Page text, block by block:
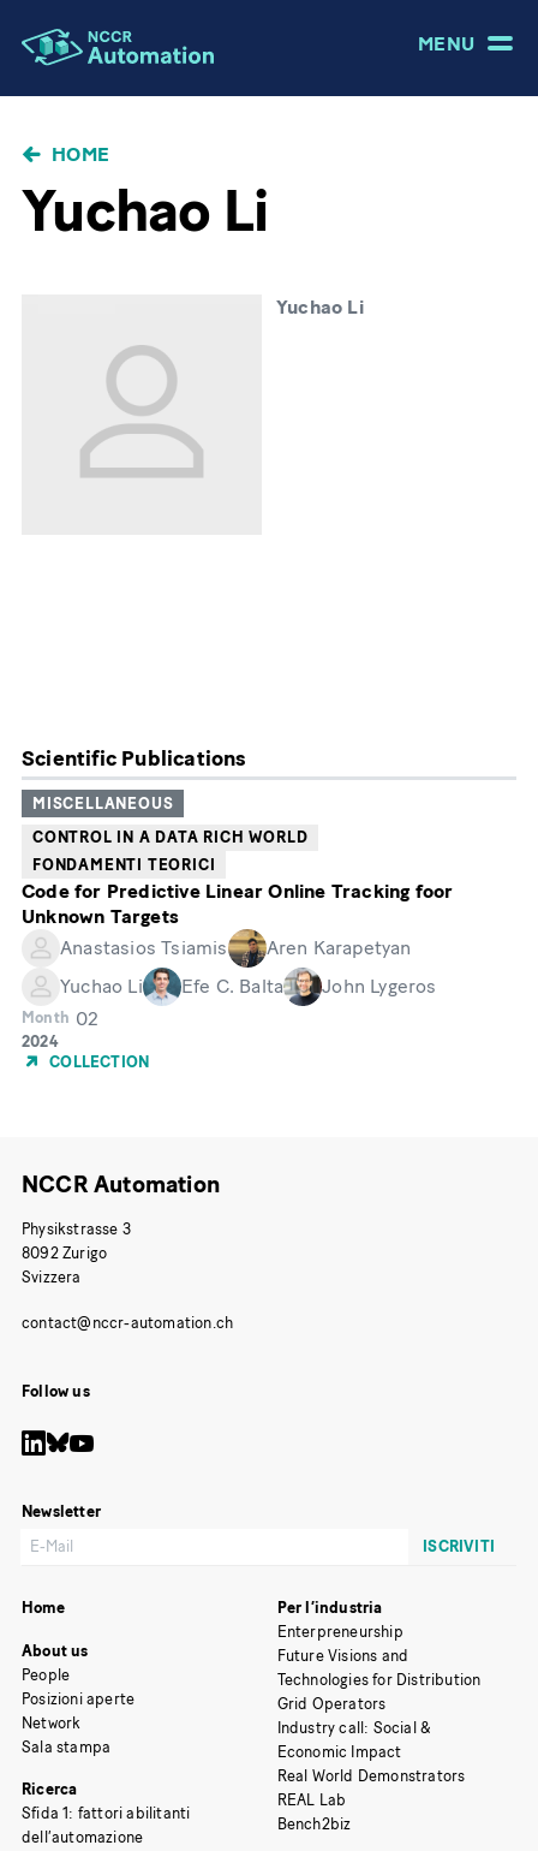
MENU
BRICIOLE
PANE
HOME
Yuchao Li
Yuchao Li
Scientific Publications
MISCELLANEOUS
CONTROL IN A DATA RICH WORLD
FONDAMENTI TEORICI
Code for Predictive Linear Online Tracking foor
Unknown Targets
Anastasios Tsiamis
Aren Karapetyan
Yuchao Li
Efe C. Balta John Lygeros
Month 02
Year
of
2024
COLLECTION
NCCR Automation
Physikstrasse 3
8092 Zurigo
Svizzera
Follow us
Newsletter
Home
About us
People
Posizioni aperte
Network
Sala stampa
Ricerca
Sfida 1: fattori abilitanti
dell’automazione
Per l’industria
Enterpreneurship
Future Visions and
Technologies for Distribution
Grid Operators
Industry call: Social &
Economic Impact
Real World Demonstrators
REAL Lab
Bench2biz